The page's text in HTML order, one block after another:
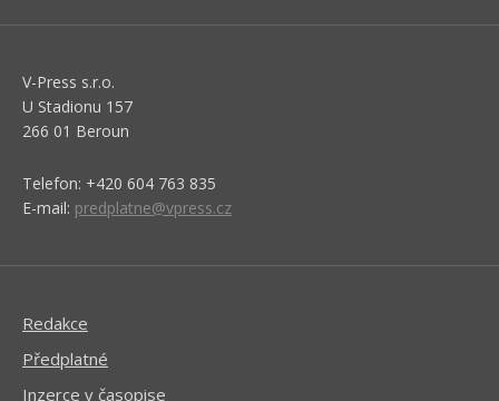
V-Press s.r.o.
U Stadionu 157
266 01 Beroun
Telefon: +420 604 763 835
E-mail: predplatne@vpress.cz
Redakce
Předplatné
Inzerce v časopise